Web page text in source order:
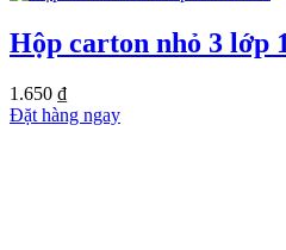
Hộp carton nhỏ 3 lớp
1.650 ₫
Đặt hàng ngay